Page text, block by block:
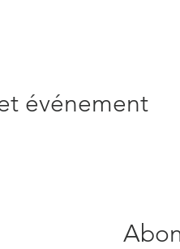
événement